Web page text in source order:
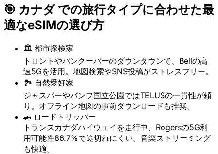
🎯 カナダ での旅行タイプに合わせた最
適なeSIMの選び方
🏛️ 都市探検家
トロントやバンクーバーのダウンタウンで、Bellの高
速5Gを活用。地図検索やSNS投稿がストレスフリー。
🏞️ 自然愛好家
ジャスパーやバンフ国立公園ではTELUSの一貫性が頼
り。オフライン地図の事前ダウンロードも推奨。
🚗 ロードトリッパー
トランスカナダハイウェイを走行中、Rogersの5G利
用可能性86.7%で途切れにくい。音楽ストリーミング
も快適。